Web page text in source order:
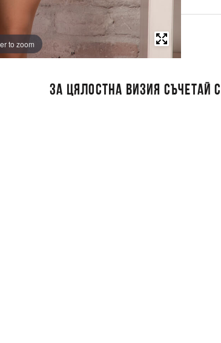
to zoom
ЗА ЦЯЛОСТНА ВИЗИЯ СЪЧЕТАЙ С